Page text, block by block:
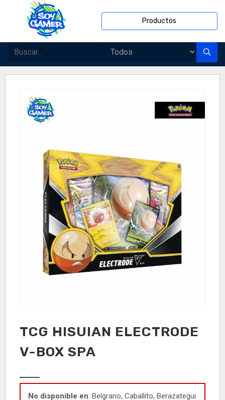
Productos
TCG HISUIAN ELECTRODE
V-BOX SPA
No disponible en: Belgrano, Caballito, Berazategui